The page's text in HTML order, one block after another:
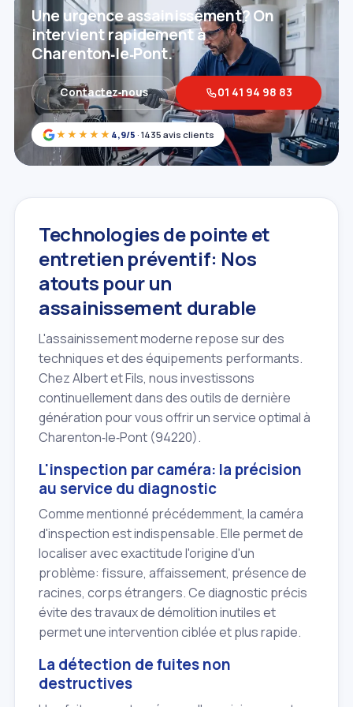
★★★★★ 4,9/5 · 1435 avis clients
Une urgence assainissement? On
intervient rapidement à
Charenton‑le‑Pont.
Contactez‑nous 01 41 94 98 83
Technologies de pointe et
entretien préventif: Nos
atouts pour un
assainissement durable
L'assainissement moderne repose sur des
techniques et des équipements performants.
Chez Albert et Fils, nous investissons
continuellement dans des outils de dernière
génération pour vous offrir un service optimal à
Charenton‑le‑Pont (94220).
L'inspection par caméra: la précision
au service du diagnostic
Comme mentionné précédemment, la caméra
d'inspection est indispensable. Elle permet de
localiser avec exactitude l'origine d'un
problème: fissure, affaissement, présence de
racines, corps étrangers. Ce diagnostic précis
évite des travaux de démolition inutiles et
permet une intervention ciblée et plus rapide.
La détection de fuites non
destructives